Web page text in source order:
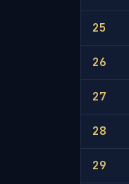
25
26
27
28
29